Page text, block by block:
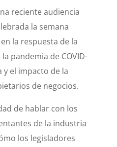
reciente audiencia
la semana
la respuesta de la
pandemia de COVID-
y el impacto de la
de negocios.
de hablar con los
de la industria
los legisladores